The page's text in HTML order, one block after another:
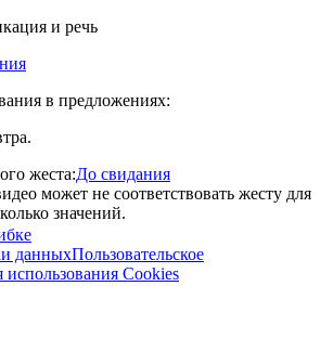
и речь
в предложениях:
жеста:До свидания
может не соответствовать жесту для
значений.
данныхПользовательское
использования Cookies